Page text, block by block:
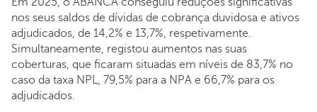
nos seus saldos de dívidas de cobrança duvidosa e ativos
adjudicados, de 14,2% e 13,7%, respetivamente.
Simultaneamente, registou aumentos nas suas
coberturas, que ficaram situadas em níveis de 83,7% no
caso da taxa NPL, 79,5% para a NPA e 66,7% para os
adjudicados.